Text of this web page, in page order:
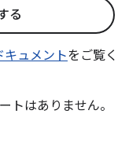
る
キュメントをご覧く
トはありません。